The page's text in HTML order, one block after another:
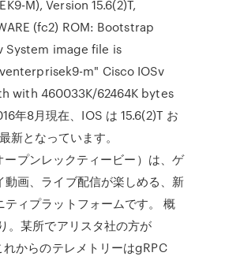
M), Version 15.6(2)T,
(fc2) ROM: Bootstrap
System image file is
m" Cisco IOSv
with 460033K/62464K bytes
年8月現在、IOS は 15.6(2)T お
新となっています。
ープンレックティービー）は、ゲ
動画、ライブ配信が楽しめる、新
ティプラットフォームです。 概
。某所でアリスタ社の方が
れからのテレメトリーはgRPC